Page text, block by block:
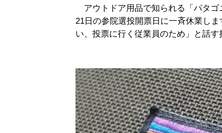
アウトドア用品で知られる「パタゴ
21日の参院選投開票日に一斉休業し
い、投票に行く従業員のため」と話す